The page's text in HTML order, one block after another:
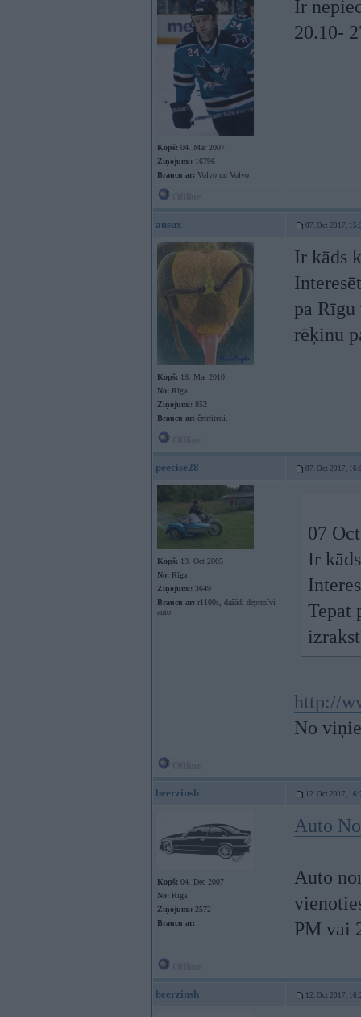
Kopš: 04. Mar 2007
Ziņojumi: 16796
Braucu ar: Volvo un Volvo
Ir
20.10-
ausux 07. Oct 2017,
Kopš: 18. Mar 2010
No: Rīga
Ziņojumi: 852
Braucu ar: četrriteni.
Ir kāds
pa
rēķinu
peecise28 07. Oct 2017,
Kopš: 19. Oct 2005
No: Rīga
Ziņojumi: 3649
Braucu ar: r1100s, dažādi depresīvi
auto
07
Ir
Tepat
http://
No
beerzinsh 12. Oct 2017,
Kopš: 04. Dec 2007
No: Rīga
Ziņojumi: 2572
Braucu ar:
Auto
Auto
PM vai
beerzinsh 12. Oct 2017,